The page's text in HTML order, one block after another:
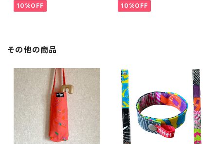
10%OFF 10%OFF
その他の商品